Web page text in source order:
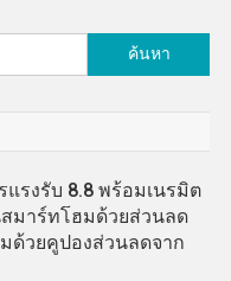
สำหรับ:
แรงรับ 8.8 พร้อมเนรมิต
มาร์ทโฮมด้วยส่วนลด
ด้วยคูปองส่วนลดจาก